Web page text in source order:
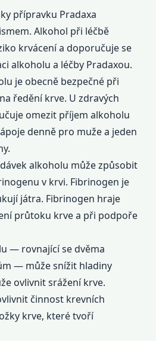
přípravku Pradaxa
Alkohol při léčbě
krvácení a doporučuje se
alkoholu a léčby Pradaxou.
je obecně bezpečné při
ředění krve. U zdravých
omezit příjem alkoholu
denně pro muže a jeden
alkoholu může způsobit
v krvi. Fibrinogen je
játra. Fibrinogen hraje
průtoku krve a při podpoře
— rovnající se dvěma
— může snížit hladiny
ovlivnit srážení krve.
činnost krevních
krve, které tvoří